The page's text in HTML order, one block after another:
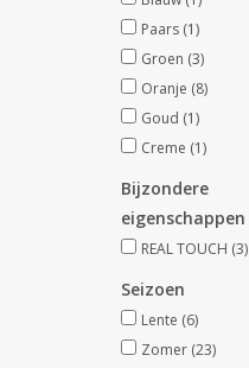
Paars (1)
Groen (3)
Oranje (8)
Goud (1)
Creme (1)
Bijzondere
eigenschappen
REAL TOUCH (3)
Seizoen
Lente (6)
Zomer (23)